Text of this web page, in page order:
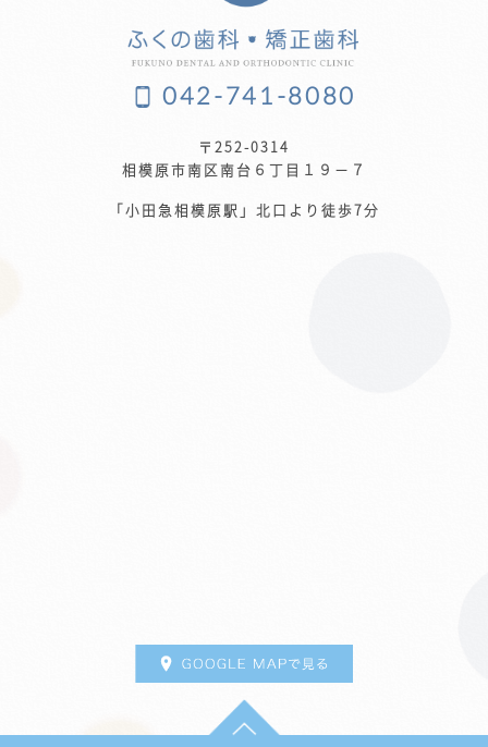
042-741-8080
〒252-0314
相模原市南区南台６丁目１９−７
「小田急相模原駅」北口より徒歩7分